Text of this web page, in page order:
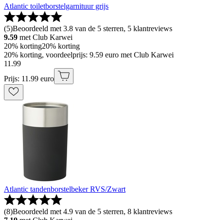
Atlantic toiletborstelgarnituur grijs
(5)Beoordeeld met 3.8 van de 5 sterren, 5 klantreviews
9.59 met Club Karwei
20% korting20% korting
20% korting, voordeelprijs: 9.59 euro met Club Karwei
11 .99
Prijs: 11.99 euro
Atlantic tandenborstelbeker RVS/Zwart
(8)Beoordeeld met 4.9 van de 5 sterren, 8 klantreviews